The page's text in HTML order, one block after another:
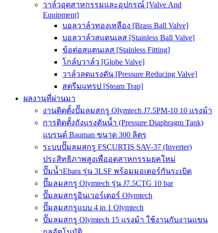
วาล์วอุตสาหกรรมและอุปกรณ์ [Valve And
Equipment]
บอลวาล์วทองเหลือง [Brass Ball Valve]
บอลวาล์วสแตนเลส [Stainless Ball Valve]
ข้อต่อสแตนเลส [Stainless Fitting]
โกล์บวาล์ว [Globe Valve]
วาล์วลดแรงดัน [Pressure Reducing Valve]
สตรีมแทรป [Steam Trap]
ผลงานที่ผ่านมา
งานติดตั้งปั๊มลมสกรู Olymtech J7.5PM-10 10 แรงม้า
การติดตั้งถังแรงดันน้ำ (Pressure Diaphragm Tank)
แบรนด์ Bauman ขนาด 300 ลิตร
ระบบปั๊มลมสกรู FSCURTIS SAV-37 (Inverter)
ประสิทธิภาพสูงเพื่ออุตสาหกรรมยุคใหม่
ปั๊มน้ำEbara รุ่น 3LSF พร้อมมอเตอร์กันระเบิด
ปั๊มลมสกรู Olymtech รุ่น J7.5CTG 10 bar
ปั๊มลมสกรูอินเวอร์เตอร์ Olymtech
ปั๊มลมสกรูแบบ 4 in 1 Olymtech
ปั๊มลมสกรู Olymtech 15 แรงม้า ใช้งานกับงานแขน